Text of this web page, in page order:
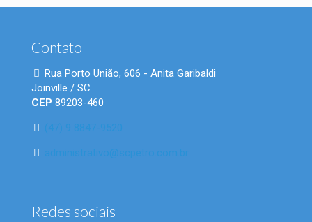
Contato
Rua Porto União, 606 - Anita Garibaldi
Joinville / SC
CEP 89203-460
(47) 9 8847-9520
administrativo@scpetro.com.br
Redes sociais